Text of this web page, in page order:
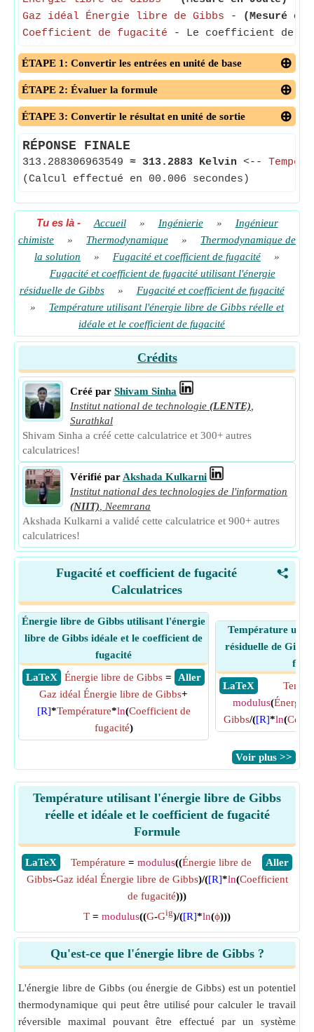
Gaz idéal Énergie libre de Gibbs -
(Mesuré en
Coefficient de fugacité - Le coefficient de
ÉTAPE 1: Convertir les entrées en unité de base
ÉTAPE 2: Évaluer la formule
ÉTAPE 3: Convertir le résultat en unité de sortie
RÉPONSE FINALE
313.288306963549 ≈ 313.2883 Kelvin <--
(Calcul effectué en 00.006 secondes)
Tu es là- Accueil » Ingénierie »
Ingénieur
chimiste
» Thermodynamique »
Thermodynamique de
la solution
» Fugacité et coefficient de fugacité
»
Fugacité et coefficient de fugacité utilisant l'énergie
résiduelle de Gibbs
»
Fugacité et coefficient de fugacité
»
Température utilisant l'énergie libre de Gibbs réelle et
idéale et le coefficient de fugacité
Crédits
Créé par Shivam Sinha
Institut national de technologie (LENTE)
Surathkal
Shivam Sinha a créé cette calculatrice et 300+ autres
calculatrices!
Vérifié par Akshada Kulkarni
Institut national des technologies de l'information
(NIIT)
Neemrana
Akshada Kulkarni a validé cette calculatrice et 900+ autres
calculatrices!
<
Fugacité et coefficient de fugacité
Calculatrices
Énergie libre de Gibbs utilisant l'énergie
libre de Gibbs idéale et le coefficient de
fugacité
​ LaTeX
​ Aller
Énergie libre de Gibbs=
Gaz idéal Énergie libre de Gibbs+
[R]*Température*ln(Coefficient de
fugacité)
Température
résiduelle de
​ LaTeX
modulus(Énergie
Gibbs/([R]*ln(
​Voir plus >>
Température utilisant l'énergie libre de Gibbs
réelle et idéale et le coefficient de fugacité
Formule
​LaTeX ​Aller
Température = modulus((Énergie libre de
Gibbs-Gaz idéal Énergie libre de Gibbs)/([R]*ln(Coefficient
de fugacité)))
T = modulus((G-Gig)/([R]*ln(ϕ)))
Qu'est-ce que l'énergie libre de Gibbs ?
L'énergie libre de Gibbs (ou énergie de Gibbs) est un potentiel
thermodynamique qui peut être utilisé pour calculer le travail
réversible maximal pouvant être effectué par un système